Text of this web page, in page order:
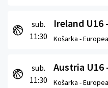
sub.
11:30
Ireland U16
Košarka -
sub.
11:30
Austria U16
Košarka -